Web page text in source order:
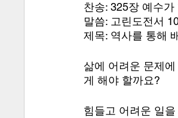
찬송: 325장 예수가
말씀: 고린도전서
제목: 역사를 통해
삶에 어려운 문제
게 해야 할까요?
힘들고 어려운 일